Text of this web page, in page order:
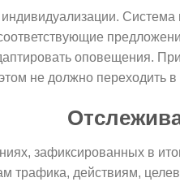
оповещения.
не должно переходить
зафиксированных в
трафика, действиям,